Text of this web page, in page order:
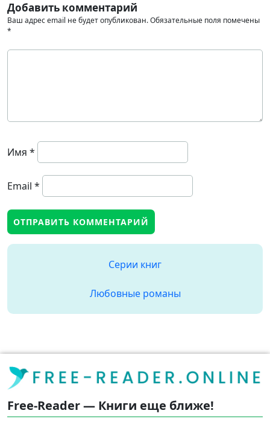
Добавить комментарий
Ваш адрес email не будет опубликован.Обязательные поля помечены
*
Имя *
Email *
Серии книг
Любовные романы
Free-Reader — Книги еще ближе!